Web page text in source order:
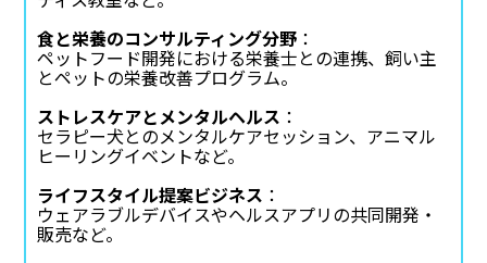
食と栄養のコンサルティング分野 ：
ペットフード開発における栄養士との連携、飼い主
とペットの栄養改善プログラム。
ストレスケアとメンタルヘルス ：
セラピー犬とのメンタルケアセッション、アニマル
ヒーリングイベントなど。
ライフスタイル提案ビジネス ：
ウェアラブルデバイスやヘルスアプリの共同開発・
販売など。